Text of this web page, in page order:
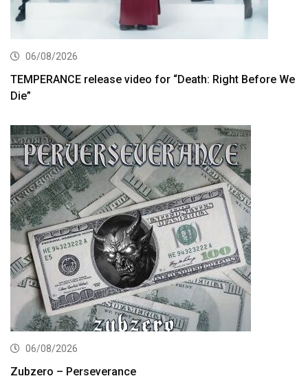
06/08/2026
TEMPERANCE release video for “Death: Right Before We
Die”
06/08/2026
Zubzero – Perseverance